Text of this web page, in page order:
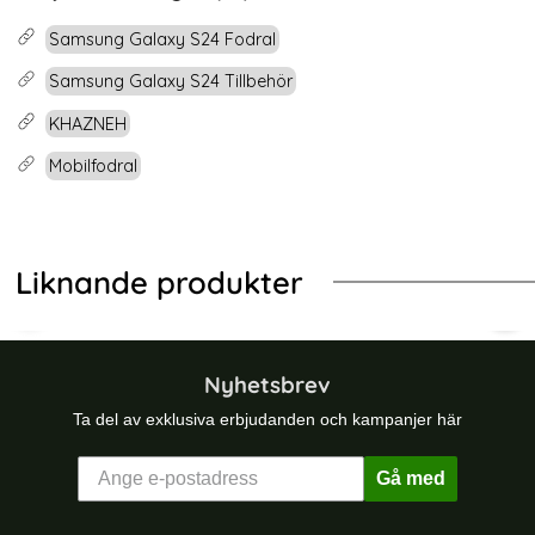
Samsung Galaxy S24 Fodral
Samsung Galaxy S24 Tillbehör
KHAZNEH
Mobilfodral
Liknande produkter
Samsung Galaxy A23 5G Fodral Flip Läder Brun
Samsung Galaxy S24 Fodral Litchi
Nyhetsbrev
Ta del av exklusiva erbjudanden och kampanjer här
Gå med